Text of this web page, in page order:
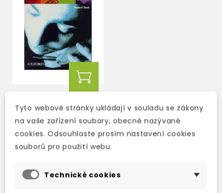
COMMERCIALLY
SPEAKING STUDENT'S
BOOK
2-3 týdny
535 Kč -15% 455 Kč
Tyto webové stránky ukládají v souladu se zákony
na vaše zařízení soubory, obecně nazývané
cookies. Odsouhlaste prosím nastavení cookies
souborů pro použití webu.
Technické cookies